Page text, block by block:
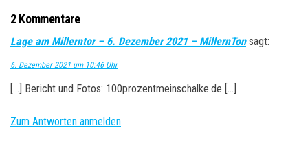
2 Kommentare
Lage am Millerntor – 6. Dezember 2021 – MillernTon sagt:
6. Dezember 2021 um 10:46 Uhr
[…] Bericht und Fotos: 100prozentmeinschalke.de […]
Zum Antworten anmelden